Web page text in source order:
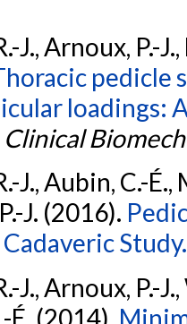
J., Arnoux, P.-
pedicle
loadings:
Clinical
J., Aubin, C.-
J. (2016).
Cadaveric Study.
J., Arnoux, P.-
É. (2014).